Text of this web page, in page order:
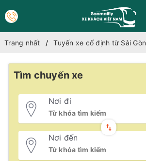
Trang nhất Tuyến xe cố định từ Sài Gòn
Tìm chuyến xe
Nơi đi
Nơi đến